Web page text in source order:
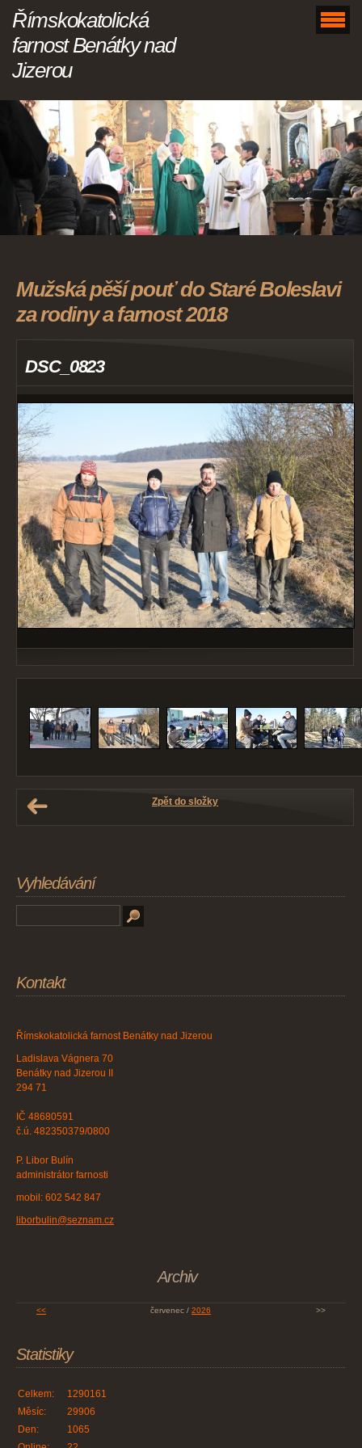
Římskokatolická
farnost Benátky nad
Jizerou
Mužská pěší pouť do Staré Boleslavi
za rodiny a farnost 2018
DSC_0823
Zpět do složky
Vyhledávání
Kontakt
Římskokatolická farnost Benátky nad Jizerou
Ladislava Vágnera 70
Benátky nad Jizerou II
294 71
IČ 48680591
č.ú. 482350379/0800
P. Libor Bulín
administrátor farnosti
mobil: 602 542 847
liborbulin@seznam.cz
Archiv
<< červenec / 2026 >>
Statistiky
Celkem:
1290161
Měsíc:
29906
Den:
1065